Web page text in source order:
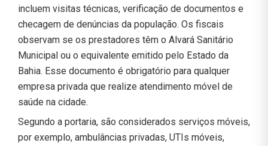
incluem visitas técnicas, verificação de documentos e
checagem de denúncias da população. Os fiscais
observam se os prestadores têm o Alvará Sanitário
Municipal ou o equivalente emitido pelo Estado da
Bahia. Esse documento é obrigatório para qualquer
empresa privada que realize atendimento móvel de
saúde na cidade.
Segundo a portaria, são considerados serviços móveis,
por exemplo, ambulâncias privadas, UTIs móveis,